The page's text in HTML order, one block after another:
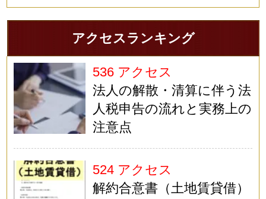
アクセスランキング
536 アクセス
法人の解散・清算に伴う法
人税申告の流れと実務上の
注意点
524 アクセス
解約合意書（土地賃貸借）